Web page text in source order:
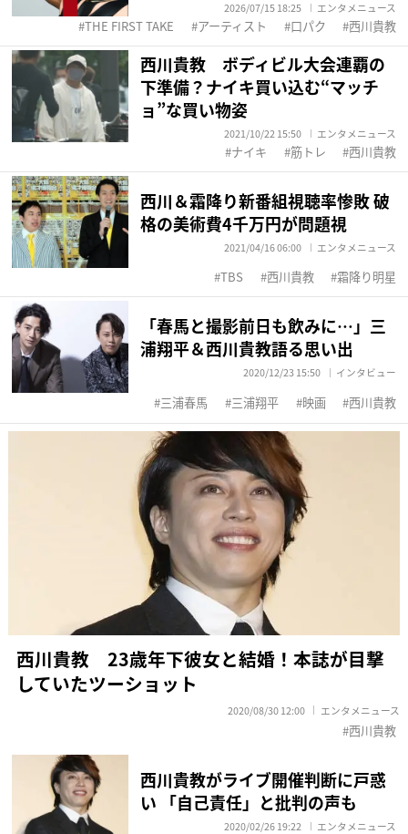
2026/07/15 18:25 エンタメニュース
THE FIRST TAKE アーティスト 口パク 西川貴教
西川貴教 ボディビル大会連覇の
下準備？ナイキ買い込む“マッチ
ョ”な買い物姿
2021/10/22 15:50 エンタメニュース
ナイキ 筋トレ 西川貴教
西川＆霜降り新番組視聴率惨敗 破
格の美術費4千万円が問題視
2021/04/16 06:00 エンタメニュース
TBS 西川貴教 霜降り明星
「春馬と撮影前日も飲みに…」三
浦翔平＆西川貴教語る思い出
2020/12/23 15:50 インタビュー
三浦春馬 三浦翔平 映画 西川貴教
西川貴教 23歳年下彼女と結婚！本誌が目撃
していたツーショット
2020/08/30 12:00 エンタメニュース
西川貴教
西川貴教がライブ開催判断に戸惑
い 「自己責任」と批判の声も
2020/02/26 19:22 エンタメニュース